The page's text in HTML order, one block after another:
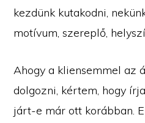
kezdünk kutakodni,
motívum, szereplő,
Ahogy a kliensemmel az
dolgozni, kértem, hogy
járt-e már ott korábban.